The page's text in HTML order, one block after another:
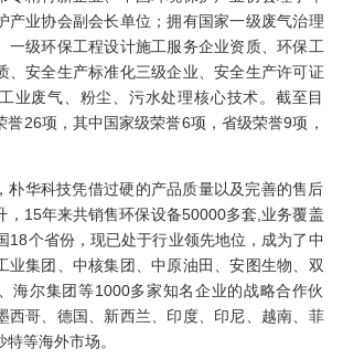
产业协会副会长单位；拥有国家一级废气治理
一级环保工程设计施工服务企业资质、环保工
、安全生产标准化三级企业、安全生产许可证
业废气、粉尘、污水处理核心技术。截至目
誉26项，其中国家级荣誉6项，省级荣誉9项，
朴华科技凭借过硬的产品质量以及完善的售后
，15年来共销售环保设备50000多套,业务覆盖
18个省份，现已处于行业领先地位，成为了中
业集团、中核集团、中原油田、安图生物、双
海尔集团等1000多家知名企业的战略合作伙
西哥、德国、新西兰、印度、印尼、越南、菲
等海外市场。